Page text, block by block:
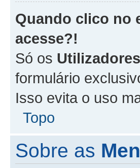
Quando clico no
acesse?!
Só os
formulário
Isso evita o uso
Topo
Sobre as